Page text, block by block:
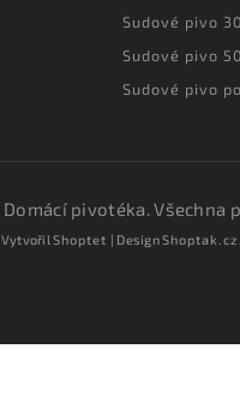
Sudové pivo
Sudové pivo
Sudové pivo
Domácí pivotéka. Všechna
VytvořilShoptet | DesignShoptak.cz.